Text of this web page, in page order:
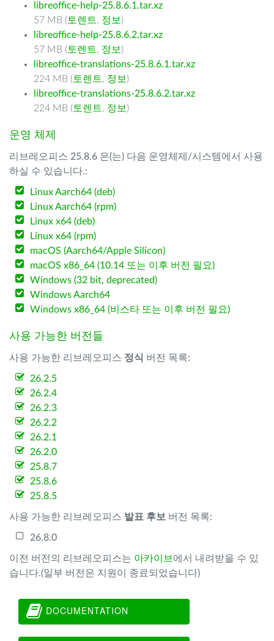
libreoffice-help-25.8.6.1.tar.xz
57 MB ( 토렌트, 정보 )
libreoffice-help-25.8.6.2.tar.xz
57 MB ( 토렌트, 정보 )
libreoffice-translations-25.8.6.1.tar.xz
224 MB ( 토렌트, 정보 )
libreoffice-translations-25.8.6.2.tar.xz
224 MB ( 토렌트, 정보 )
운영 체제
리브레오피스 25.8.6 은(는) 다음 운영체제/시스템에서 사용
하실 수 있습니다.:
Linux Aarch64 (deb)
Linux Aarch64 (rpm)
Linux x64 (deb)
Linux x64 (rpm)
macOS (Aarch64/Apple Silicon)
macOS x86_64 (10.14 또는 이후 버전 필요)
Windows (32 bit, deprecated)
Windows Aarch64
Windows x86_64 (비스타 또는 이후 버전 필요)
사용 가능한 버전들
사용 가능한 리브레오피스 정식 버전 목록:
26.2.5
26.2.4
26.2.3
26.2.2
26.2.1
26.2.0
25.8.7
25.8.6
25.8.5
사용 가능한 리브레오피스 발표 후보 버전 목록:
26.8.0
이전 버전의 리브레오피스는 아카이브 에서 내려받을 수 있
습니다.(일부 버전은 지원이 종료되었습니다)
DOCUMENTATION